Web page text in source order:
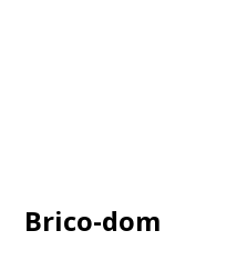
Brico-dom